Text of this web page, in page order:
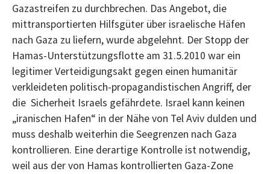
Gazastreifen zu durchbrechen. Das Angebot, die
mittransportierten Hilfsgüter über israelische Häfen
nach Gaza zu liefern, wurde abgelehnt. Der Stopp der
Hamas-Unterstützungsflotte am 31.5.2010 war ein
legitimer Verteidigungsakt gegen einen humanitär
verkleideten politisch-propagandistischen Angriff, der
die Sicherheit Israels gefährdete. Israel kann keinen
„iranischen Hafen“ in der Nähe von Tel Aviv dulden und
muss deshalb weiterhin die Seegrenzen nach Gaza
kontrollieren. Eine derartige Kontrolle ist notwendig,
weil aus der von Hamas kontrollierten Gaza-Zone